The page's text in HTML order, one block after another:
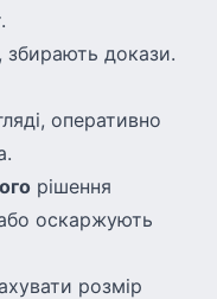
збирають докази.
оперативно
рішення
оскаржують
розмір